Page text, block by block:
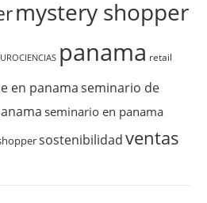
mystery shopper
panama retail
en panama seminario de
seminario en panama
sostenibilidad ventas